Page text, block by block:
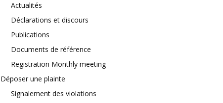
Actualités
Déclarations et discours
Publications
Documents de référence
Registration Monthly meeting
Déposer une plainte
Signalement des violations